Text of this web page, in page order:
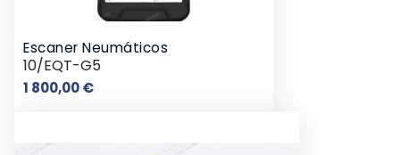
Escaner Neumáticos
10/EQT-G5
1 800,00 €Prix